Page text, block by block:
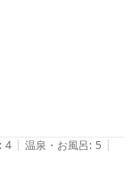
たかがお休みしたの
出来ていました。
: 4 | 温泉・お風呂: 5 |